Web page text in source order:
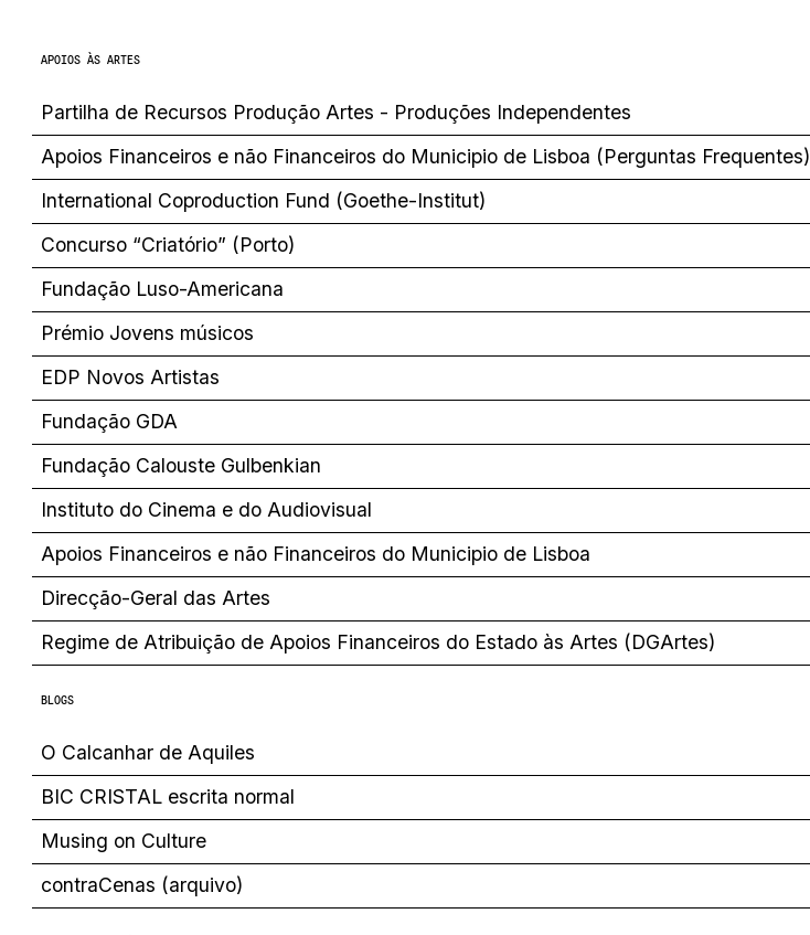
APOIOS ÀS ARTES
Partilha de Recursos Produção Artes - Produções Independentes
Apoios Financeiros e não Financeiros do Municipio de Lisboa (Perguntas Frequentes)
International Coproduction Fund (Goethe-Institut)
Concurso “Criatório” (Porto)
Fundação Luso-Americana
Prémio Jovens músicos
EDP Novos Artistas
Fundação GDA
Fundação Calouste Gulbenkian
Instituto do Cinema e do Audiovisual
Apoios Financeiros e não Financeiros do Municipio de Lisboa
Direcção-Geral das Artes
Regime de Atribuição de Apoios Financeiros do Estado às Artes (DGArtes)
BLOGS
O Calcanhar de Aquiles
BIC CRISTAL escrita normal
Musing on Culture
contraCenas (arquivo)